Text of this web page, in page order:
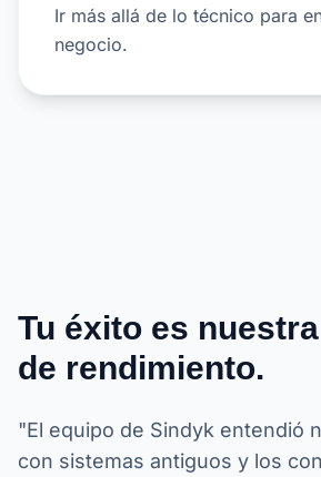
Ir más allá de lo técnico para
negocio.
Tu éxito es
de rendimiento.
"El equipo de Sindyk entendió
con sistemas antiguos y los